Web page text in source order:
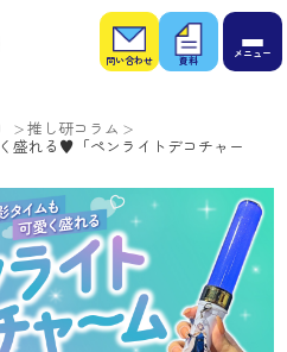
お問
い合
わせ
お役
立ち
資料
推し研コラム
盛れる♥「ペンライトデコチャー